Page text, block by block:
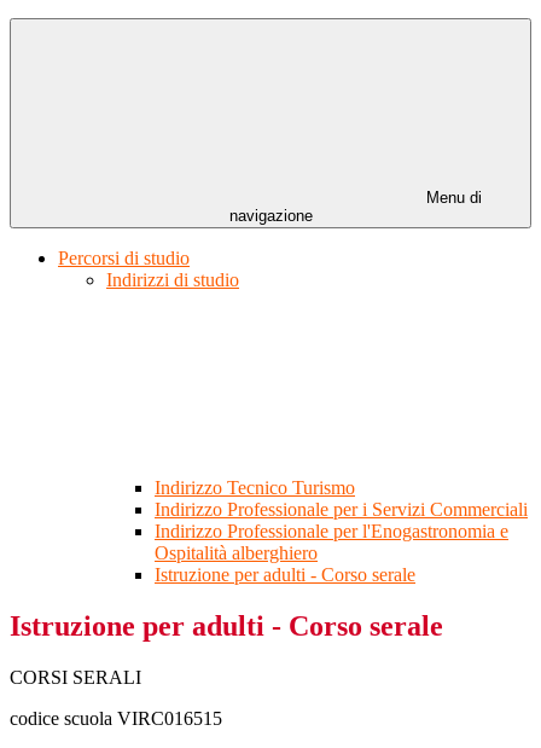
Menu di
navigazione
Percorsi di studio
Indirizzi di studio
Indirizzo Tecnico Turismo
Indirizzo Professionale per i Servizi Commerciali
Indirizzo Professionale per l'Enogastronomia e
Ospitalità alberghiero
Istruzione per adulti - Corso serale
Istruzione per adulti - Corso serale
CORSI SERALI
codice scuola VIRC016515